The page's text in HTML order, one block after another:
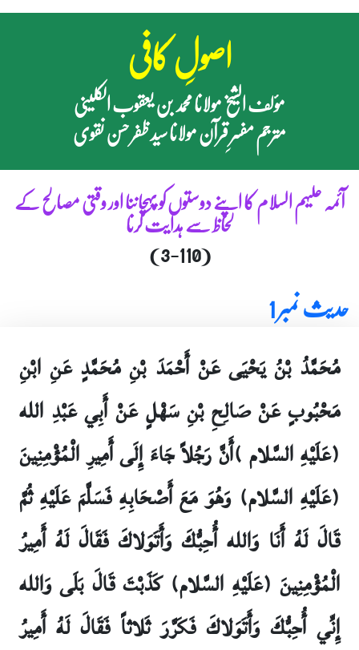
اصولِ کافی
مؤلف الشیخ مولانا محمد بن یعقوب الکلینی
مترجم مفسرِ قرآن مولانا سید ظفر حسن نقوی
آئمہ علیہم السلام کا اپنے دوستوں کو پہچاننا اور وقتی مصالح کے
لحاظ سے ہدایت کرنا
(3-110)
حدیث نمبر 1
مُحَمَّدُ بْنُ يَحْيَى عَنْ أَحْمَدَ بْنِ مُحَمَّدٍ عَنِ ابْنِ
مَحْبُوبٍ عَنْ صَالِحِ بْنِ سَهْلٍ عَنْ أَبِي عَبْدِ الله
(عَلَيْهِ السَّلام )أَنَّ رَجُلاً جَاءَ إِلَى أَمِيرِ الْمُؤْمِنِينَ
(عَلَيْهِ السَّلام) وَهُوَ مَعَ أَصْحَابِهِ فَسَلَّمَ عَلَيْهِ ثُمَّ
قَالَ لَهُ أَنَا وَالله أُحِبُّكَ وَأَتَوَلاكَ فَقَالَ لَهُ أَمِيرُ
الْمُؤْمِنِينَ (عَلَيْهِ السَّلام) كَذَبْتَ قَالَ بَلَى وَالله
إِنِّي أُحِبُّكَ وَأَتَوَلاكَ فَكَرَّرَ ثَلاثاً فَقَالَ لَهُ أَمِيرُ